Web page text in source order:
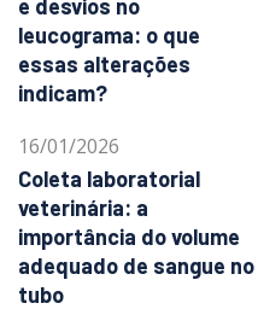
e desvios no
leucograma: o que
essas alterações
indicam?
16/01/2026
Coleta laboratorial
veterinária: a
importância do volume
adequado de sangue no
tubo